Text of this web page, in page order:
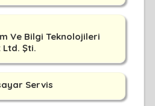
Ve Bilgi Teknolojileri
Şti.
Servis